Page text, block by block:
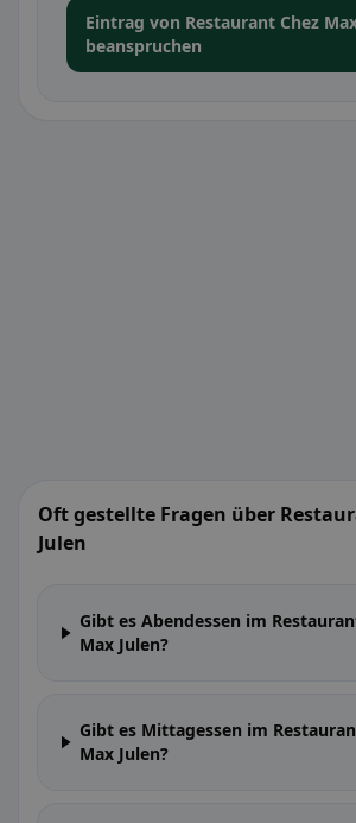
Eintrag von Restaurant Chez
beanspruchen
Oft gestellte Fragen über
Julen
Gibt es Abendessen im
Max Julen?
Gibt es Mittagessen im
Max Julen?